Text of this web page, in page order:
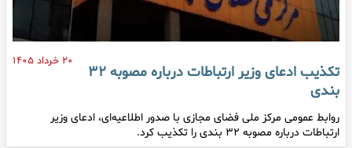
۲۰ خرداد ۱۴۰۵
تکذیب ادعای وزیر ارتباطات درباره مصوبه ۳۲
بندی
روابط عمومی مرکز ملی فضای مجازی با صدور اطلاعیه‌ای، ادعای وزیر
ارتباطات درباره مصوبه ۳۲ بندی را تکذیب کرد.